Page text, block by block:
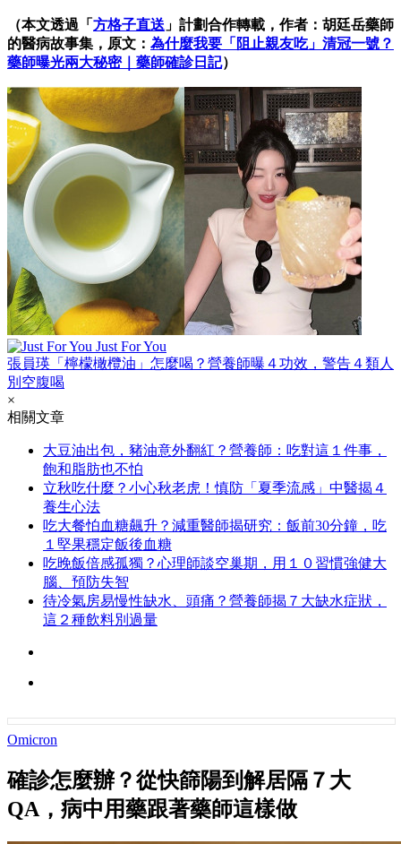
（本文透過「 方格子直送 」計劃合作轉載，作者：胡廷岳藥師
的醫病故事集，原文： 為什麼我要「阻止親友吃」清冠一號？
藥師曝光兩大秘密｜藥師確診日記）
Just For You
張員瑛「檸檬橄欖油」怎麼喝？營養師曝４功效，警告４類人
別空腹喝
×
相關文章
大豆油出包，豬油意外翻紅？營養師：吃對這１件事，
飽和脂肪也不怕
立秋吃什麼？小心秋老虎！慎防「夏季流感」中醫揭４
養生心法
吃大餐怕血糖飆升？減重醫師揭研究：飯前30分鐘，吃
１堅果穩定飯後血糖
吃晚飯倍感孤獨？心理師談空巢期，用１０習慣強健大
腦、預防失智
待冷氣房易慢性缺水、頭痛？營養師揭７大缺水症狀，
這２種飲料別過量
Omicron
確診怎麼辦？從快篩陽到解居隔７大
QA，病中用藥跟著藥師這樣做